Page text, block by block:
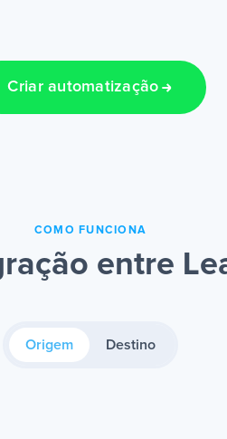
Criar automatização
COMO FUNCIONA
entre
Origem Destino